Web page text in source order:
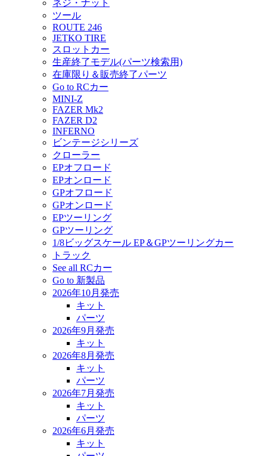
ネジ・ナット
ツール
ROUTE 246
JETKO TIRE
スロットカー
生産終了モデル(パーツ検索用)
在庫限り＆販売終了パーツ
Go to RCカー
MINI-Z
FAZER Mk2
FAZER D2
INFERNO
ビンテージシリーズ
クローラー
EPオフロード
EPオンロード
GPオフロード
GPオンロード
EPツーリング
GPツーリング
1/8ビッグスケール EP＆GPツーリングカー
トラック
See all RCカー
Go to 新製品
2026年10月発売
キット
パーツ
2026年9月発売
キット
2026年8月発売
キット
パーツ
2026年7月発売
キット
パーツ
2026年6月発売
キット